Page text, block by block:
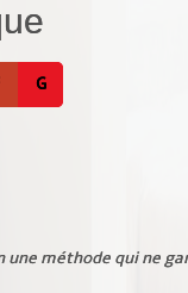
G
une méthode qui ne